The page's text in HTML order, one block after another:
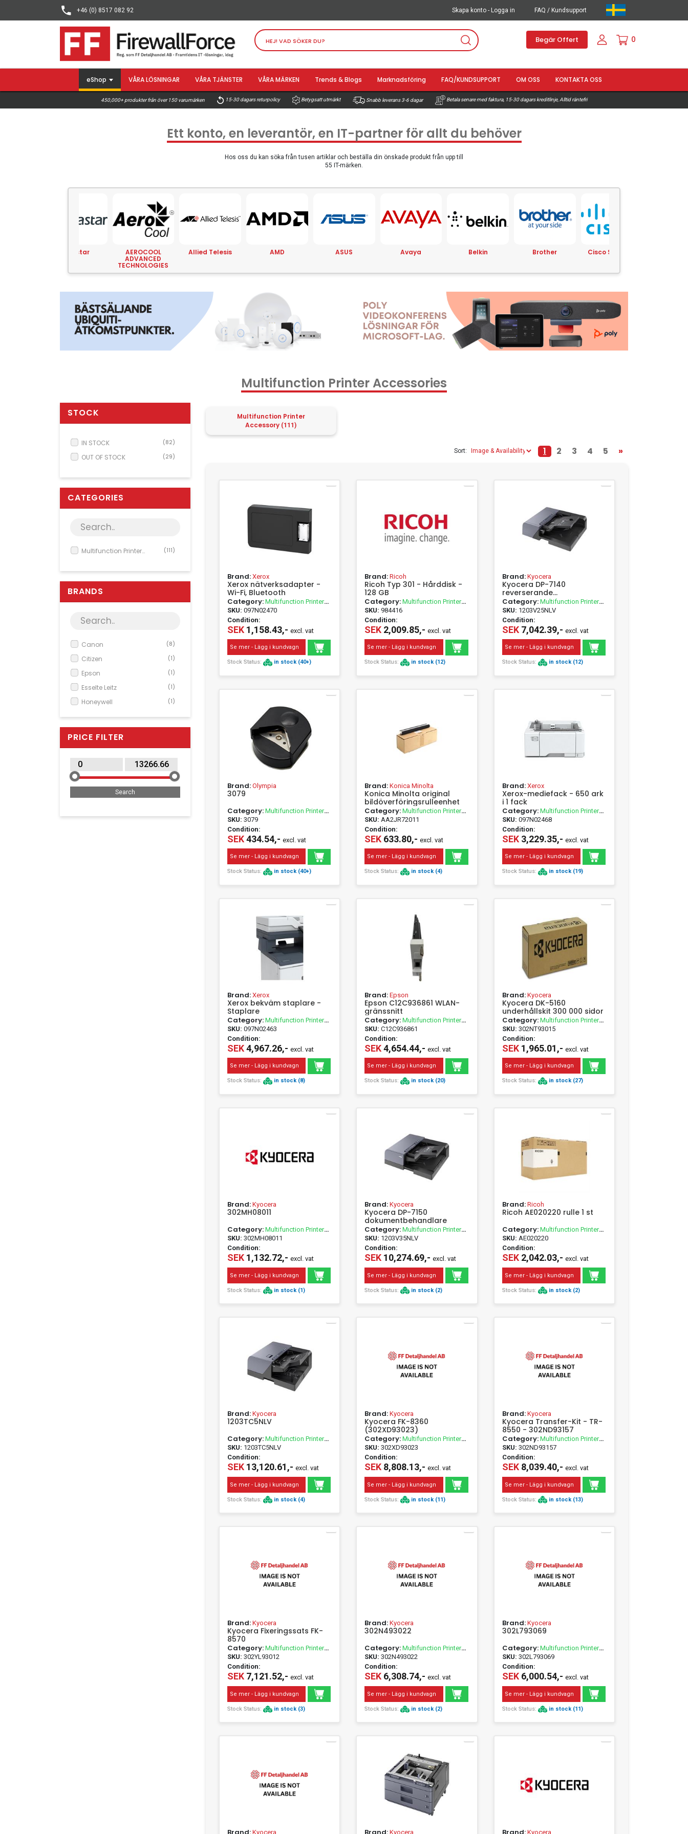
+46 (0) 8517 082 92 Skapa konto - Logga in FAQ / Kundsupport
Begär Offert 0
eShop VÅRA LÖSNINGAR VÅRA TJÄNSTER VÅRA MÄRKEN Trends & Blogs Marknadsföring FAQ/KUNDSUPPORT OM OSS KONTAKTA OSS
450,000+ produkter från över 150 varumärken 15-30 dagars returpolicy Betygsatt utmärkt Snabb leverans 3-6 dagar Betala senare med faktura, 15-30 dagars kreditlinje, Alltid räntefri
Ett konto, en leverantör, en IT-partner för allt du behöver
Hos oss du kan söka från tusen artiklar och beställa din önskade produkt från upp till
55 IT-märken.
AEROCOOL Allied Telesis AMD ASUS Avaya Belkin Brother Cisco Systems CommScope Inc.
Multifunction Printer Accessories
STOCK
IN STOCK (82)
OUT OF STOCK (29)
CATEGORIES
Multifunction Printer
(111)
BRANDS
Canon (8)
Citizen (1)
Epson (1)
Esselte Leitz (1)
Honeywell (1)
HP (2)
(12)
Olympia (1)
Ricoh (9)
Xerox (4)
PRICE FILTER
Multifunction Printer
Accessory (111)
Sort: 1 2 3 4 5 »
Brand: Xerox
Xerox nätverksadapter -
Wi-Fi, Bluetooth
Category: Multifunction Printer
Accessories
SKU: 097N02470
Condition:
SEK 1,158.43,- excl. vat
Se mer - Lägg i kundvagn
Stock Status: in stock (40+)
Brand:Ricoh
Ricoh Typ 301 - Hårddisk -
128 GB
Category:Multifunction Printer
Accessories
SKU:984416
Condition:
SEK 2,009.85,-excl. vat
Se mer - Lägg i kundvagn
Stock Status: in stock (12)
Brand: Kyocera
Kyocera DP-7140
reverserande
dokumentmatare
Category: Multifunction Printer
Accessories
SKU: 1203V25NLV
Condition:
SEK7,042.39,- excl. vat
Se mer - Lägg i kundvagn
Stock Status: in stock (12)
Brand: Olympia
3079
Category: Multifunction Printer
Accessories
SKU: 3079
Condition:
SEK434.54,- excl. vat
Se mer - Lägg i kundvagn
Stock Status: in stock (40+)
Brand:Konica Minolta
Konica Minolta original
bildöverföringsrulleenhet
Category:Multifunction Printer
Accessories
SKU: AA2JR72011
Condition:
SEK 633.80,-excl. vat
Se mer - Lägg i kundvagn
Stock Status: in stock (4)
Brand: Xerox
Xerox-mediefack - 650 ark
i 1 fack
Category: Multifunction Printer
Accessories
SKU: 097N02468
Condition:
SEK3,229.35,- excl. vat
Se mer - Lägg i kundvagn
Stock Status: in stock (19)
Brand: Xerox
Xerox bekväm staplare -
Staplare
Category: Multifunction Printer
Accessories
SKU: 097N02463
Condition:
SEK4,967.26,- excl. vat
Se mer - Lägg i kundvagn
Stock Status: in stock (8)
Brand:Epson
Epson C12C936861 WLAN-
gränssnitt
Category:Multifunction Printer
Accessories
SKU:C12C936861
Condition:
SEK4,654.44,-excl. vat
Se mer - Lägg i kundvagn
Stock Status: in stock (20)
Brand: Kyocera
Kyocera DK-5160
underhållskit 300 000 sidor
Category: Multifunction Printer
Accessories
SKU: 302NT93015
Condition:
SEK1,965.01,- excl. vat
Se mer - Lägg i kundvagn
Stock Status: in stock (27)
Brand: Kyocera
302MH08011
Category: Multifunction Printer
Accessories
SKU: 302MH08011
Condition:
SEK 1,132.72,- excl. vat
Se mer - Lägg i kundvagn
Stock Status: in stock (1)
Brand:Kyocera
Kyocera DP-7150
dokumentbehandlare
Category:Multifunction Printer
Accessories
SKU: 1203V35NLV
Condition:
SEK 10,274.69,-excl. vat
Se mer - Lägg i kundvagn
Stock Status: in stock (2)
Brand: Ricoh
Ricoh AE020220 rulle 1 st
Category: Multifunction Printer
Accessories
SKU: AE020220
Condition:
SEK2,042.03,- excl. vat
Se mer - Lägg i kundvagn
Stock Status: in stock (2)
Brand: Kyocera
1203TC5NLV
Category: Multifunction Printer
Accessories
SKU: 1203TC5NLV
Condition:
SEK 13,120.61,- excl. vat
Se mer - Lägg i kundvagn
Stock Status: in stock (4)
Brand:Kyocera
Kyocera FK-8360
(302XD93023)
Category:Multifunction Printer
Accessories
SKU:302XD93023
Condition:
SEK 8,808.13,-excl. vat
Se mer - Lägg i kundvagn
Stock Status: in stock (11)
Brand: Kyocera
Kyocera Transfer-Kit - TR-
8550 - 302ND93157
Category: Multifunction Printer
Accessories
SKU: 302ND93157
Condition:
SEK8,039.40,- excl. vat
Se mer - Lägg i kundvagn
Stock Status: in stock (13)
Brand: Kyocera
Kyocera Fixeringssats FK-
8570
Category: Multifunction Printer
Accessories
SKU: 302YL93012
Condition:
SEK 7,121.52,- excl. vat
Se mer - Lägg i kundvagn
Stock Status: in stock (3)
Brand:Kyocera
302N493022
Category:Multifunction Printer
Accessories
SKU:302N493022
Condition:
SEK 6,308.74,-excl. vat
Se mer - Lägg i kundvagn
Stock Status: in stock (2)
Brand: Kyocera
302L793069
Category: Multifunction Printer
Accessories
SKU: 302L793069
Condition:
SEK6,000.54,- excl. vat
Se mer - Lägg i kundvagn
Stock Status: in stock (11)
Kyocera Kyocera Kyocera